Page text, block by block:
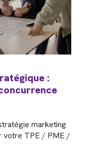
:
marketing
votre TPE / PME /